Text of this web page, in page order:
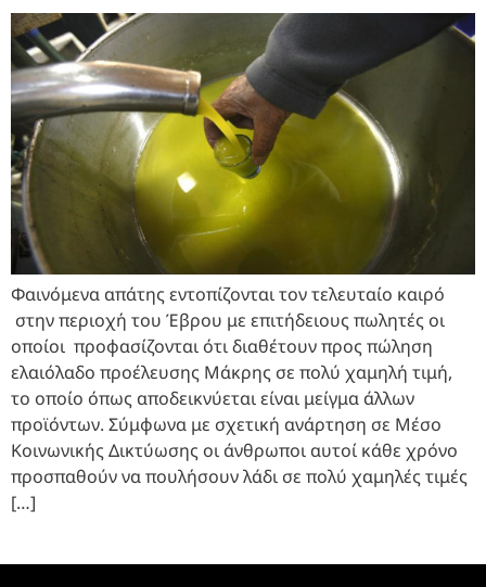
Φαινόμενα απάτης εντοπίζονται τον τελευταίο καιρό
στην περιοχή του Έβρου με επιτήδειους πωλητές οι
οποίοι προφασίζονται ότι διαθέτουν προς πώληση
ελαιόλαδο προέλευσης Μάκρης σε πολύ χαμηλή τιμή,
το οποίο όπως αποδεικνύεται είναι μείγμα άλλων
προϊόντων. Σύμφωνα με σχετική ανάρτηση σε Μέσο
Κοινωνικής Δικτύωσης οι άνθρωποι αυτοί κάθε χρόνο
προσπαθούν να πουλήσουν λάδι σε πολύ χαμηλές τιμές
[…]